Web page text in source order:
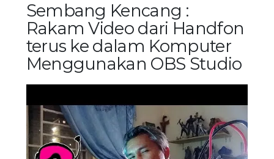
Sembang Kencang :
Rakam Video dari Handfon
terus ke dalam Komputer
Menggunakan OBS Studio